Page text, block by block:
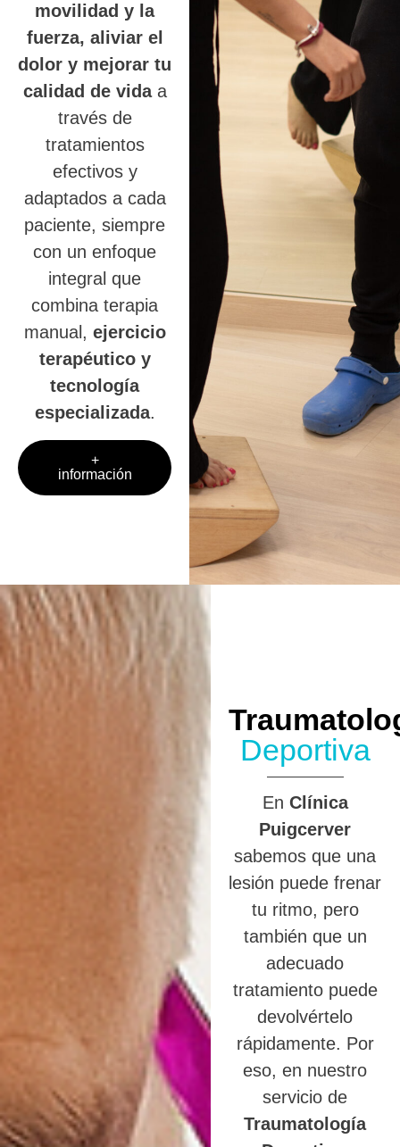
movilidad y la
fuerza, aliviar el
dolor y mejorar tu
calidad de vidaa
través de
tratamientos
efectivos y
adaptados a cada
paciente, siempre
con un enfoque
integral que
combina terapia
manual, ejercicio
terapéutico y
tecnología
especializada.
+
información
Deportiva
En Clínica
Puigcerver
sabemos que una
lesión puede frenar
tu ritmo, pero
también que un
adecuado
tratamiento puede
devolvértelo
rápidamente. Por
eso, en nuestro
servicio de
Traumatología